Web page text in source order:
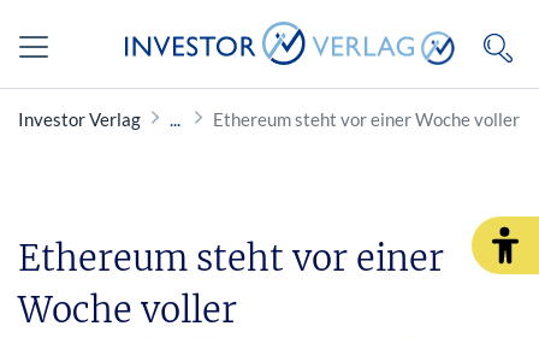
Investor Verlag Ethereum steht vor einer Woche voller
Ethereum steht vor einer
Woche voller